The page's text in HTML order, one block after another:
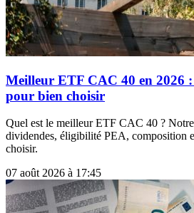
Meilleur ETF CAC 40 en 2026
pour bien choisir
Quel est le meilleur ETF CAC 40 ?
dividendes, éligibilité PEA, composition
choisir.
07 août 2026 à 17:45